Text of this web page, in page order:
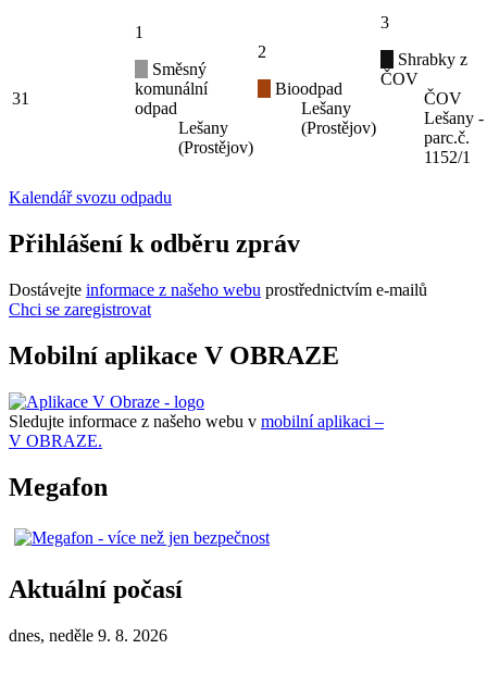
31
1
Směsný
komunální
odpad
Lešany
(Prostějov)
2
Bioodpad
Lešany
(Prostějov)
3
Shrabky z
ČOV
ČOV
Lešany -
parc.č.
1152/1
Kalendář svozu odpadu
Přihlášení k odběru zpráv
Dostávejte informace z našeho webu prostřednictvím e-mailů
Chci se zaregistrovat
Mobilní aplikace V OBRAZE
Sledujte informace z našeho webu v mobilní aplikaci –
V OBRAZE.
Megafon
Aktuální počasí
dnes, neděle 9. 8. 2026